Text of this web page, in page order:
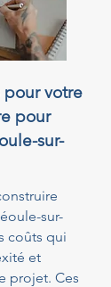
pour votre
pour
sur-
sur-
coûts qui
et
projet. Ces